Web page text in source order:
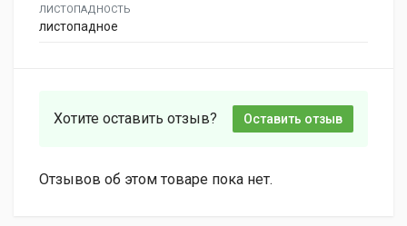
ЛИСТОПАДНОСТЬ
листопадное
Хотите оставить отзыв? Оставить отзыв
Отзывов об этом товаре пока нет.